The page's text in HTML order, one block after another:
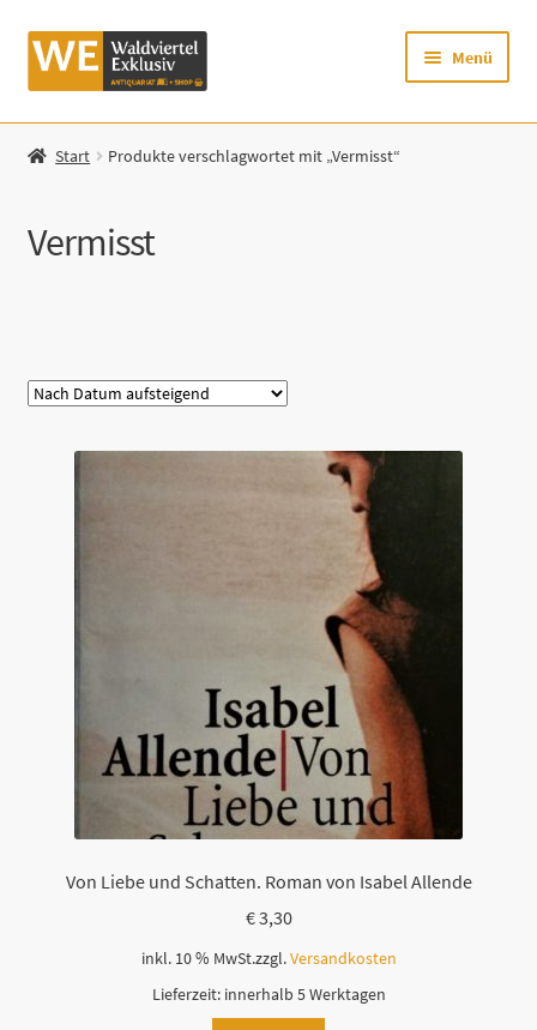
Zur
Navigation
Zum
Inhalt
Menü
Startseite
Mein Konto
Zur Waldviertel Exklusiv-Website
Start Produkte verschlagwortet mit „Vermisst“
Vermisst
Von Liebe und Schatten. Roman von Isabel Allende
€3,30
inkl. 10 % MwSt.zzgl.Versandkosten
Lieferzeit: innerhalb 5 Werktagen